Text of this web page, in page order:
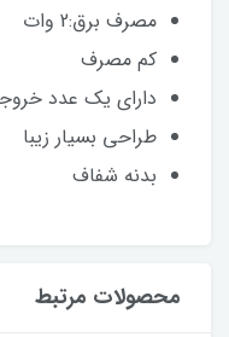
مصرف برق:2 وات
کم مصرف
دارای یک عدد
طراحی بسیار زیبا
بدنه شفاف
محصولات مرتبط